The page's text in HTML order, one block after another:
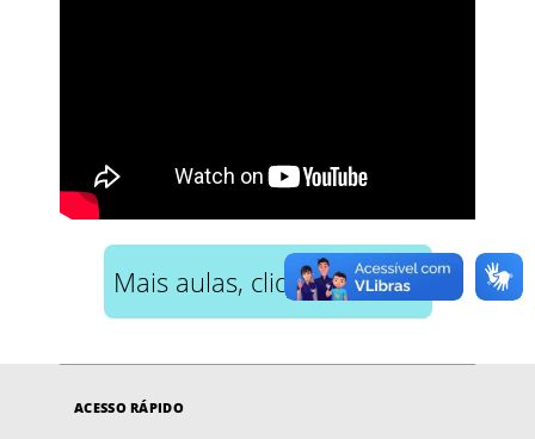
Mais aulas, clique aqui!
ACESSO RÁPIDO